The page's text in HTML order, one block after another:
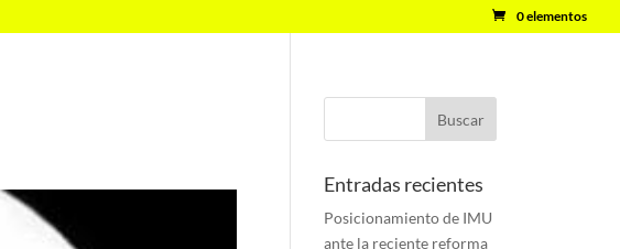
0 elementos
Entradas recientes
Posicionamiento de IMU
ante la reciente reforma